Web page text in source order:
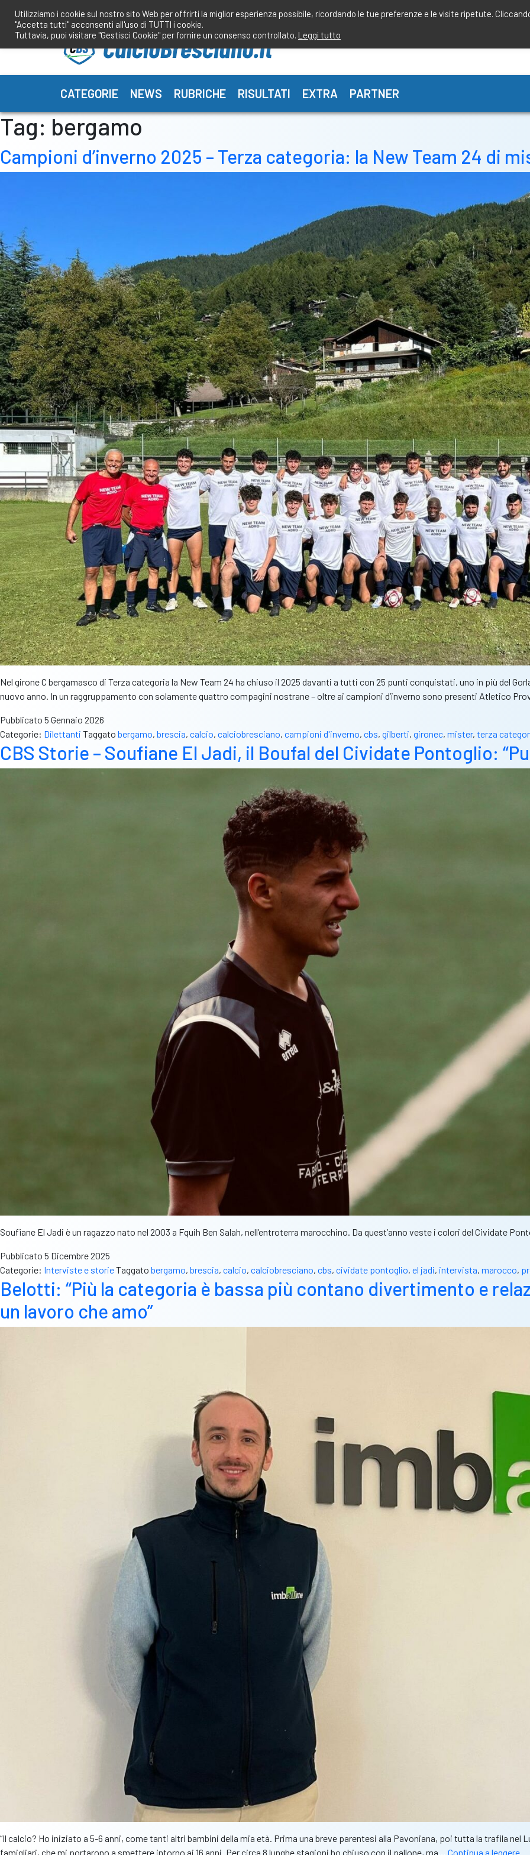
contenuto
CATEGORIE NEWS RUBRICHE RISULTATI EXTRA PARTNER
Tag: bergamo
Campioni d’inverno 2025 – Terza categoria: la New Team 24 di
Nel girone C bergamasco di Terza categoria la New Team 24 ha chiuso il 2025 davanti a tutti con 25 punti conquistati, uno in più del
nuovo anno. In un raggruppamento con solamente quattro compagini nostrane – oltre ai campioni d’inverno sono presenti Atletico
Pubblicato 5 Gennaio 2026
Categorie: Dilettanti Taggato bergamo, brescia, calcio, calciobresciano, campioni d'inverno, cbs, gilberti, gironec, mister, terza
CBS Storie – Soufiane El Jadi, il Boufal del Cividate Pontoglio:
Soufiane El Jadi è un ragazzo nato nel 2003 a Fquih Ben Salah, nell’entroterra marocchino. Da quest’anno veste i colori del Cividate
Pubblicato 5 Dicembre 2025
Categorie: Interviste e storieTaggato bergamo, brescia, calcio, calciobresciano, cbs, cividate pontoglio, el jadi, intervista, marocco,
Belotti: “Più la categoria è bassa più contano divertimento e
un lavoro che amo”
“Il calcio? Ho iniziato a 5-6 anni, come tanti altri bambini della mia età. Prima una breve parentesi alla Pavoniana, poi tutta la trafila
famigliari, che mi portarono a smettere intorno ai 16 anni. Per circa 8 lunghe stagioni ho chiuso con il pallone, ma… Continua a leggere
Utilizziamo i cookie sul nostro sito Web per offrirti la miglior esperienza possibile, ricordando le tue preferenze e le visite ripetute.
"Accetta tutti" acconsenti all'uso di TUTTI i cookie.
Tuttavia, puoi visitare "Gestisci Cookie" per fornire un consenso controllato. Leggi tutto